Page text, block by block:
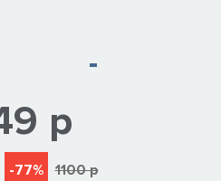
р
-77% 1100 р